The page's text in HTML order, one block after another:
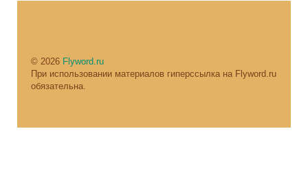
© 2026 Flyword.ru
При использовании материалов гиперссылка на Flyword.ru
обязательна.